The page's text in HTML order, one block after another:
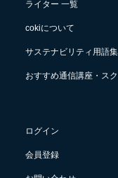
ライター 一覧
cokiについて
サステナビリティ用語集
おすすめ通信講座・ス
ログイン
会員登録